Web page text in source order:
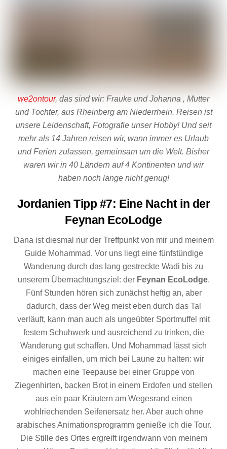
we2ontour, das sind wir: Frauke und Johanna , Mutter
und Tochter, aus Rheinberg am Niederrhein. Reisen ist
unsere Leidenschaft, Fotografie unser Hobby! Und seit
mehr als 14 Jahren reisen wir, wann immer es Urlaub
und Ferien zulassen, gemeinsam um die Welt. Bisher
waren wir in 40 Ländern auf 4 Kontinenten und wir
haben noch lange nicht genug!
Jordanien Tipp #7: Eine Nacht in der
Feynan EcoLodge
Dana ist diesmal nur der Treffpunkt von mir und meinem
Guide Mohammad. Vor uns liegt eine fünfstündige
Wanderung durch das lang gestreckte Wadi bis zu
unserem Übernachtungsziel: der Feynan EcoLodge.
Fünf Stunden hören sich zunächst heftig an, aber
dadurch, dass der Weg meist eben durch das Tal
verläuft, kann man auch als ungeübter Sportmuffel mit
festem Schuhwerk und ausreichend zu trinken, die
Wanderung gut schaffen. Und Mohammad lässt sich
einiges einfallen, um mich bei Laune zu halten: wir
machen eine Teepause bei einer Gruppe von
Ziegenhirten, backen Brot in einem Erdofen und stellen
aus ein paar Kräutern am Wegesrand einen
wohlriechenden Seifenersatz her. Aber auch ohne
arabisches Animationsprogramm genieße ich die Tour.
Die Stille des Ortes ergreift irgendwann von meinem